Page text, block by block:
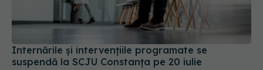
Internările și intervențiile programate se
suspendă la SCJU Constanța pe 20 iulie